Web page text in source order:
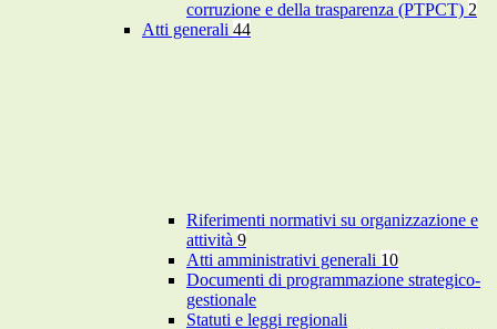
corruzione e della trasparenza (PTPCT) 2
Atti generali 44
Riferimenti normativi su organizzazione e
attività 9
Atti amministrativi generali 10
Documenti di programmazione strategico-
gestionale
Statuti e leggi regionali